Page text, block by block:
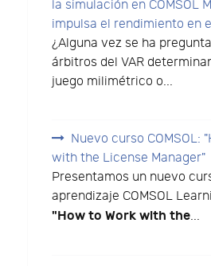
la simulación en COMSOL
impulsa el rendimiento en
¿Alguna vez se ha
árbitros del VAR
juego milimétrico o...
Nuevo curso COMSOL:
with the License Manager"
Presentamos un nuevo
aprendizaje COMSOL
"How to Work with the...